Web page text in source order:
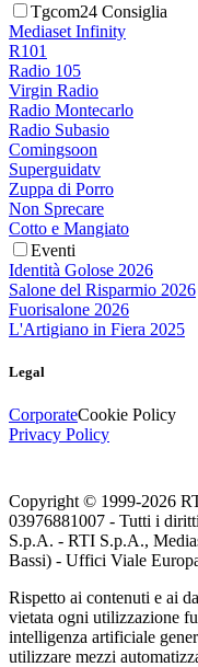
Tgcom24 Consiglia
Mediaset Infinity
R101
Radio 105
Virgin Radio
Radio Montecarlo
Radio Subasio
Comingsoon
Superguidatv
Zuppa di Porro
Non Sprecare
Cotto e Mangiato
Eventi
Identità Golose 2026
Salone del Risparmio 2026
Fuorisalone 2026
L'Artigiano in Fiera 2025
Legal
CorporateCookie Policy
Privacy Policy
Copyright © 1999-2026
03976881007 - Tutti i
S.p.A. - RTI S.p.A.,
Bassi) - Uffici Viale
Rispetto ai contenuti e ai
vietata ogni utilizzazione
intelligenza artificiale
utilizzare mezzi